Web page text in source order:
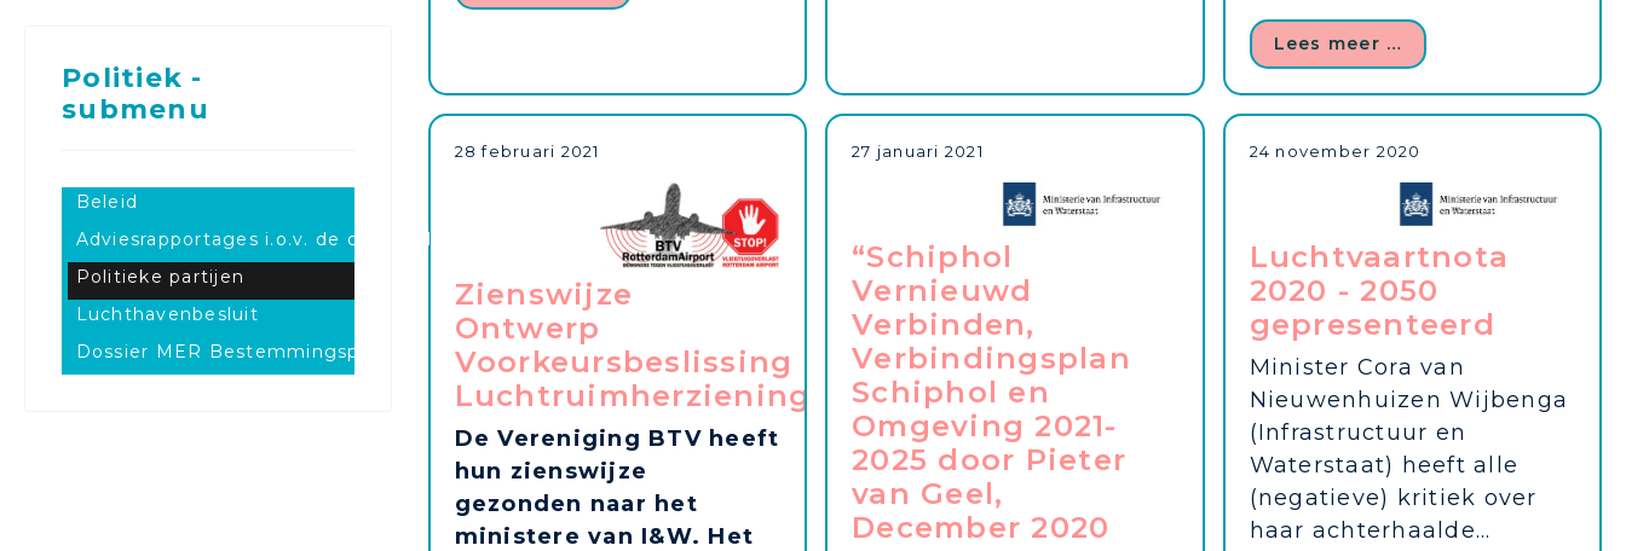
Politiek -
submenu
Beleid
Adviesrapportages i.o.v. de overheid
Politieke partijen
Luchthavenbesluit
Dossier MER Bestemmingsplan
Lees meer …
28 februari 2021
Zienswijze
Ontwerp
Voorkeursbeslissing
Luchtruimherziening
De Vereniging BTV heeft
hun zienswijze
gezonden naar het
ministere van I&W. Het
27 januari 2021
“Schiphol
Vernieuwd
Verbinden,
Verbindingsplan
Schiphol en
Omgeving 2021-
2025 door Pieter
van Geel,
December 2020
24 november 2020
Luchtvaartnota
2020 - 2050
gepresenteerd
Minister Cora van
Nieuwenhuizen Wijbenga
(Infrastructuur en
Waterstaat) heeft alle
(negatieve) kritiek over
haar achterhaalde...